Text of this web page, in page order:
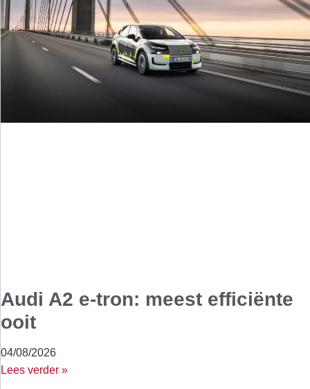
Audi A2 e-tron: meest efficiënte
ooit
04/08/2026
Lees verder »